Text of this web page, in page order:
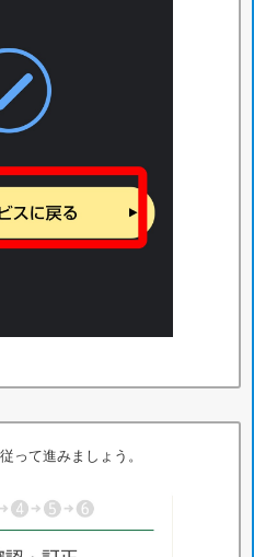
って進みましょう。